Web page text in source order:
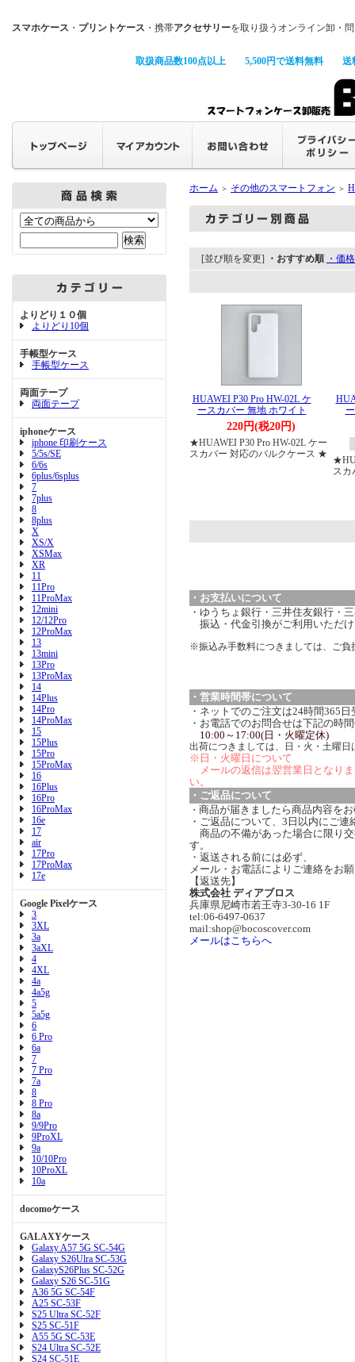
スマホケース ・ プリントケース ・携帯アクセサリーを取り扱うオンライン卸・
取扱商品数100点以上 5,500円で送料無料 送
よりどり１０個
よりどり10個
手帳型ケース
手帳型ケース
両面テープ
両面テープ
iphoneケース
iphone 印刷ケース
5/5s/SE
6/6s
6plus/6splus
7
7plus
8
8plus
X
XS/X
XSMax
XR
11
11Pro
11ProMax
12mini
12/12Pro
12ProMax
13
13mini
13Pro
13ProMax
14
14Plus
14Pro
14ProMax
15
15Plus
15Pro
15ProMax
16
16Plus
16Pro
16ProMax
16e
17
air
17Pro
17ProMax
17e
Google Pixelケース
3
3XL
3a
3aXL
4
4XL
4a
4a5g
5
5a5g
6
6 Pro
6a
7
7 Pro
7a
8
8 Pro
8a
9/9Pro
9ProXL
9a
10/10Pro
10ProXL
10a
docomoケース
GALAXYケース
Galaxy A57 5G SC-54G
Galaxy S26Ulra SC-53G
GalaxyS26Plus SC-52G
Galaxy S26 SC-51G
A36 5G SC-54F
A25 SC-53F
S25 Ultra SC-52F
S25 SC-51F
A55 5G SC-53E
S24 Ultra SC-52E
S24 SC-51E
ホーム ＞ その他のスマートフォン ＞
[並び順を変更] ・おすすめ順 ・価
HUAWEI P30 Pro HW-02L ケ
ースカバー 無地 ホワイト
220円(税20円)
★HUAWEI P30 Pro HW-02L ケー
スカバー 対応のバルクケース ★
スカ
・お支払いについて
・ゆうちょ銀行・三井住友銀行・
振込・代金引換がご利用いただ
※振込み手数料につきましては、ご負
・営業時間帯について
・ネットでのご注文は24時間365
・お電話でのお問合せは下記の時
10:00～17:00(日・火曜定休)
出荷につきましては、日・火・土曜日
※日・火曜日について
メールの返信は翌営業日となり
い。
・ご返品について
・ 商品が届きましたら商品内容を
・ご返品について、3日以内にご連
商品の不備があった場合に限り
す。
・返送される前には必ず、
メール・お電話によりご連絡をお
【返送先】
株式会社 ディアブロス
兵庫県尼崎市若王寺3-30-16 1F
tel:06-6497-0637
mail:shop@bocoscover.com
メールはこちらへ